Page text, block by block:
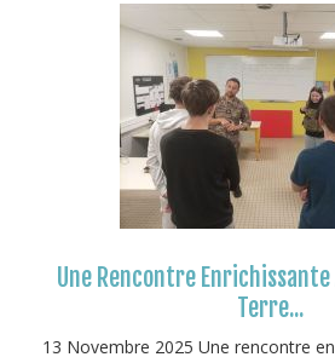
Une Rencontre Enrichissante
Terre...
13 Novembre 2025 Une rencontre